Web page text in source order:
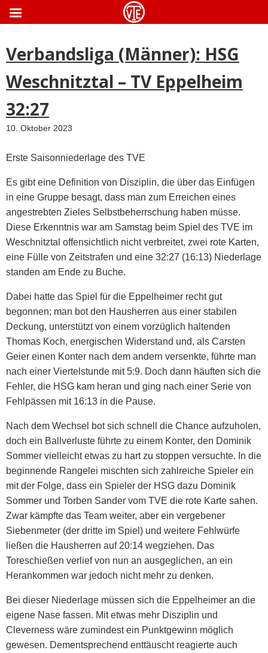
ApothekeGermany.com
Verbandsliga (Männer): HSG
Weschnitztal – TV Eppelheim
32:27
10. Oktober 2023
Erste Saisonniederlage des TVE
Es gibt eine Definition von Disziplin, die über das Einfügen
in eine Gruppe besagt, dass man zum Erreichen eines
angestrebten Zieles Selbstbeherrschung haben müsse.
Diese Erkenntnis war am Samstag beim Spiel des TVE im
Weschnitztal offensichtlich nicht verbreitet, zwei rote Karten,
eine Fülle von Zeitstrafen und eine 32:27 (16:13) Niederlage
standen am Ende zu Buche.
Dabei hatte das Spiel für die Eppelheimer recht gut
begonnen; man bot den Hausherren aus einer stabilen
Deckung, unterstützt von einem vorzüglich haltenden
Thomas Koch, energischen Widerstand und, als Carsten
Geier einen Konter nach dem andern versenkte, führte man
nach einer Viertelstunde mit 5:9. Doch dann häuften sich die
Fehler, die HSG kam heran und ging nach einer Serie von
Fehlpässen mit 16:13 in die Pause.
Nach dem Wechsel bot sich schnell die Chance aufzuholen,
doch ein Ballverluste führte zu einem Konter, den Dominik
Sommer vielleicht etwas zu hart zu stoppen versuchte. In die
beginnende Rangelei mischten sich zahlreiche Spieler ein
mit der Folge, dass ein Spieler der HSG dazu Dominik
Sommer und Torben Sander vom TVE die rote Karte sahen.
Zwar kämpfte das Team weiter, aber ein vergebener
Siebenmeter (der dritte im Spiel) und weitere Fehlwürfe
ließen die Hausherren auf 20:14 wegziehen. Das
Toreschießen verlief von nun an ausgeglichen, an ein
Herankommen war jedoch nicht mehr zu denken.
Bei dieser Niederlage müssen sich die Eppelheimer an die
eigene Nase fassen. Mit etwas mehr Disziplin und
Cleverness wäre zumindest ein Punktgewinn möglich
gewesen. Dementsprechend enttäuscht reagierte auch